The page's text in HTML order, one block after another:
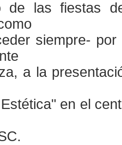
de las fiestas
siempre-
a la
en el